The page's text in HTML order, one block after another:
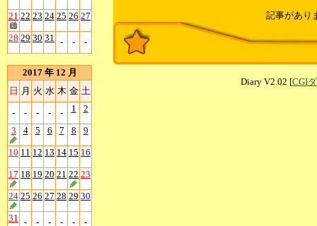
21 22 23 24 25 26 27
28 29 30 31 - - -
2017 年 12 月
日 月 火 水 木 金 土
- - - - - 1 2
3 4 5 6 7 8 9
10 11 12 13 14 15 16
17 18 19 20 21 22 23
24 25 26 27 28 29 30
31 - - - - - -
記事があり
Diary V2.02 [CGI